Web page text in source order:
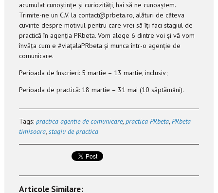
acumulat cunoștințe și curiozități, hai să ne cunoaștem.
Trimite-ne un C.V. la contact@prbeta.ro, alături de câteva
cuvinte despre motivul pentru care vrei să îți faci stagiul de
practică în agenția PRbeta. Vom alege 6 dintre voi și vă vom
învăța cum e #viațalaPRbeta și munca într-o agenție de
comunicare.
Perioada de înscrieri: 5 martie – 13 martie, inclusiv;
Perioada de practică: 18 martie – 31 mai (10 săptămâni).
Tags: practica agentie de comunicare, practica PRbeta, PRbeta
timisoara, stagiu de practica
Articole Similare: